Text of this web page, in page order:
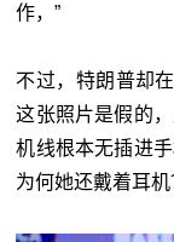
作，”
不过，特朗普却
这张照片是假的
机线根本无插进
为何她还戴着耳机